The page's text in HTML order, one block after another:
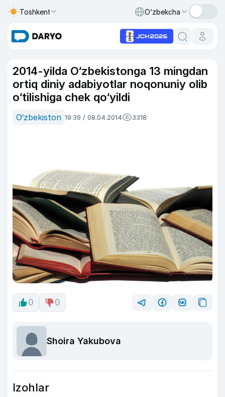
Toshkent O‘zbekcha
2014-yilda O‘zbekistonga 13 mingdan
ortiq diniy adabiyotlar noqonuniy olib
o‘tilishiga chek qo‘yildi
O‘zbekiston 19:39 / 08.04.2014 3318
0 0
Shoira Yakubova
Izohlar